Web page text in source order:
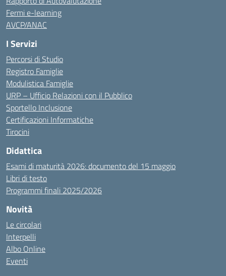
Fermi e-learning
AVCP/ANAC
I Servizi
Percorsi di Studio
Registro Famiglie
Modulistica Famiglie
URP – Ufficio Relazioni con il Pubblico
Sportello Inclusione
Certificazioni Informatiche
Tirocini
Didattica
Esami di maturità 2026: documento del 15 maggio
Libri di testo
Programmi finali 2025/2026
Novità
Le circolari
Interpelli
Albo Online
Eventi